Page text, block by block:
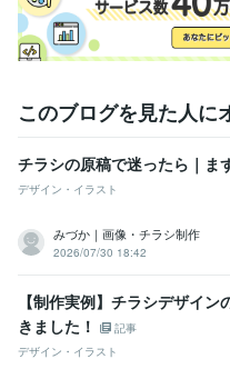
このブログを見た人に
チラシの原稿で迷ったら｜ま
デザイン・イラスト
みづか｜画像・チラシ制作
2026/07/30 18:42
【制作実例】チラシデザイン
きました！
記事
デザイン・イラスト